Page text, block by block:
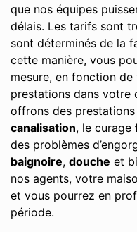
que nos équipes
délais. Les tarifs sont
sont déterminés de la
cette manière, vous
mesure, en fonction
prestations dans votre
offrons des
canalisation, le curage
des problèmes
baignoire, douche et
nos agents, votre
et vous pourrez en
période.